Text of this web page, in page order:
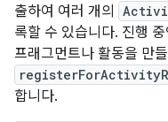
출하여 여러 개의
록할 수 있습니다. 진행
프래그먼트나 활동을 만
합니다.